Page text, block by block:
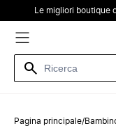
Le migliori boutique
Pagina principale/